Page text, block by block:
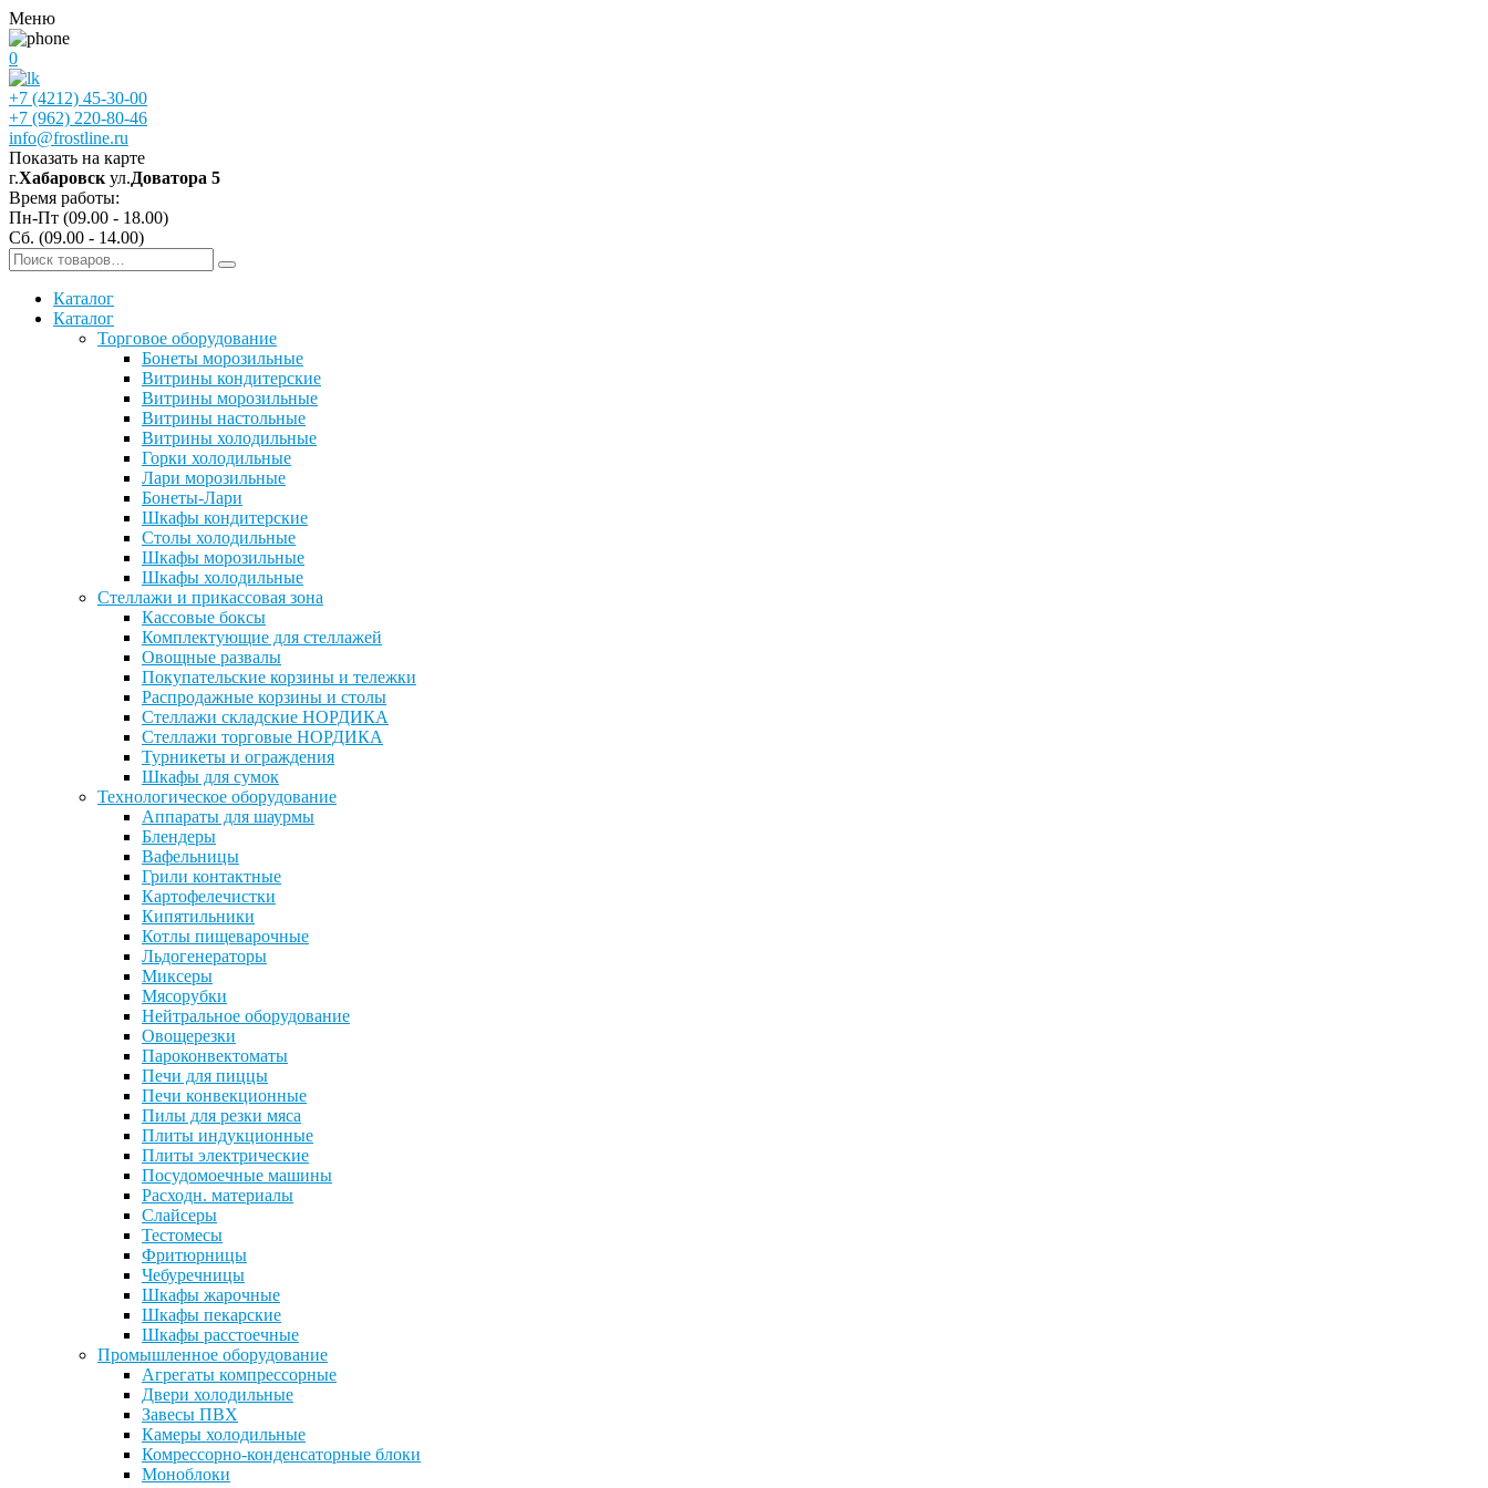
Меню
0
+7 (4212) 45-30-00
+7 (962) 220-80-46
info@frostline.ru
Показать на карте
г.Хабаровск ул.Доватора 5
Время работы:
Пн-Пт (09.00 - 18.00)
Сб. (09.00 - 14.00)
Каталог
Каталог
Торговое оборудование
Бонеты морозильные
Витрины кондитерские
Витрины морозильные
Витрины настольные
Витрины холодильные
Горки холодильные
Лари морозильные
Бонеты-Лари
Шкафы кондитерские
Столы холодильные
Шкафы морозильные
Шкафы холодильные
Стеллажи и прикассовая зона
Кассовые боксы
Комплектующие для стеллажей
Овощные развалы
Покупательские корзины и тележки
Распродажные корзины и столы
Стеллажи складские НОРДИКА
Стеллажи торговые НОРДИКА
Турникеты и ограждения
Шкафы для сумок
Технологическое оборудование
Аппараты для шаурмы
Блендеры
Вафельницы
Грили контактные
Картофелечистки
Кипятильники
Котлы пищеварочные
Льдогенераторы
Миксеры
Мясорубки
Нейтральное оборудование
Овощерезки
Пароконвектоматы
Печи для пиццы
Печи конвекционные
Пилы для резки мяса
Плиты индукционные
Плиты электрические
Посудомоечные машины
Расходн. материалы
Слайсеры
Тестомесы
Фритюрницы
Чебуречницы
Шкафы жарочные
Шкафы пекарские
Шкафы расстоечные
Промышленное оборудование
Агрегаты компрессорные
Двери холодильные
Завесы ПВХ
Камеры холодильные
Комрессорно-конденсаторные блоки
Моноблоки